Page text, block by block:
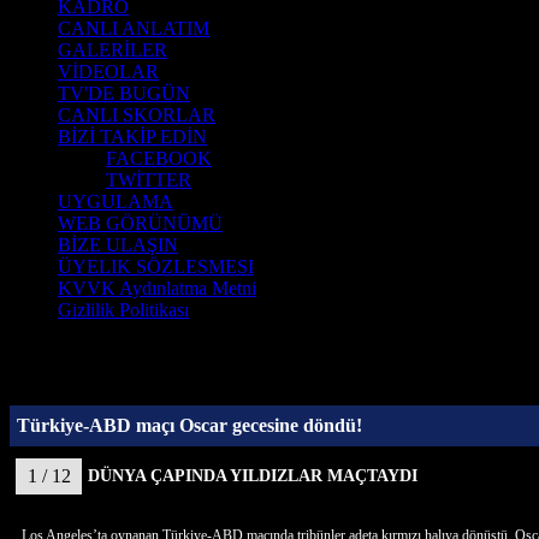
KADRO
CANLI ANLATIM
GALERİLER
VİDEOLAR
TV'DE BUGÜN
CANLI SKORLAR
BİZİ TAKİP EDİN
FACEBOOK
TWİTTER
UYGULAMA
WEB GÖRÜNÜMÜ
BİZE ULAŞIN
ÜYELIK SÖZLESMESI
KVVK Aydınlatma Metni
Gizlilik Politikası
Türkiye-ABD maçı Oscar gecesine döndü!
1 / 12 DÜNYA ÇAPINDA YILDIZLAR MAÇTAYDI
Los Angeles’ta oynanan Türkiye-ABD maçında tribünler adeta kırmızı halıya dönüştü.